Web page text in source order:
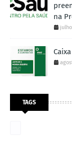
na
Caixa
TAGS